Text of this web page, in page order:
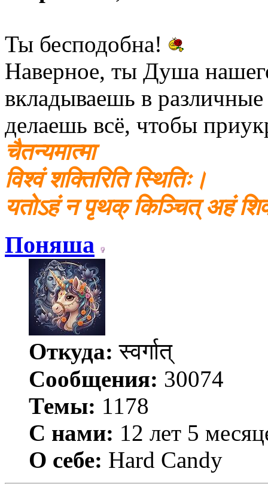
Ты бесподобна!
Наверное, ты Душа
вкладываешь в
делаешь всё, чтобы
चैतन्यमात्मा
विश्वं शक्तिरिति स्थितिः।
यतोऽहं न पृथक् किञ्चित् अहं
Поняша
Откуда: स्वर्गात्
Сообщения: 30074
Темы: 1178
С нами: 12 лет 5
О себе: Hard Candy